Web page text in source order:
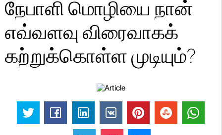
நேபாளி மொழியை நான்
எவ்வளவு விரைவாகக்
கற்றுக்கொள்ள முடியும்?